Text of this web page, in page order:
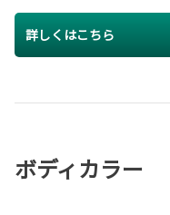
詳しくはこちら
ボディカラー